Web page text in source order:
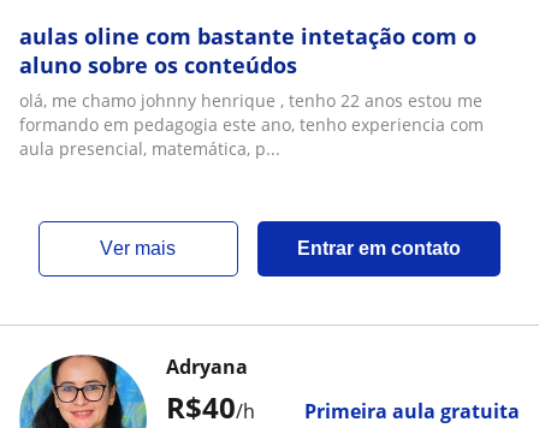
aulas oline com bastante intetação com o
aluno sobre os conteúdos
olá, me chamo johnny henrique , tenho 22 anos estou me
formando em pedagogia este ano, tenho experiencia com
aula presencial, matemática, p...
ver mais Entrar em contato
R$40/h Primeira aula gratuita
Adryana